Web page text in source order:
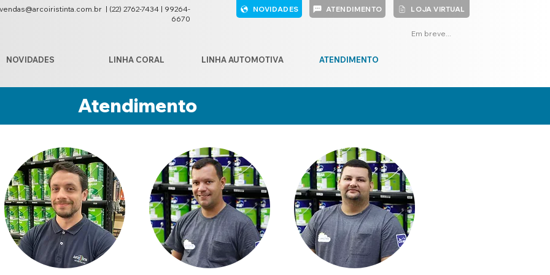
| (22) 2762-7434 | 99264-
6670
NOVIDADES ATENDIMENTO LOJA VIRTUAL
Em breve...
NOVIDADES LINHA CORAL LINHA AUTOMOTIVA ATENDIMENTO
Atendimento